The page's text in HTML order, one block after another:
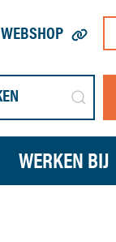
WEBSHOP
WERKEN BIJ